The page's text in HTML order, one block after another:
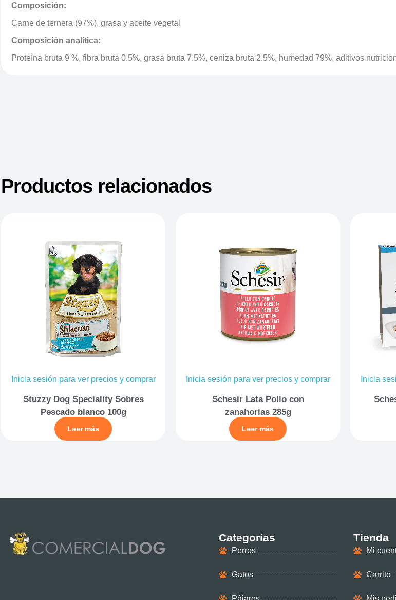
Composición:
Carne de ternera (97%), grasa y aceite vegetal
Composición analítica:
Proteína bruta 9 %, fibra bruta 0.5%, grasa bruta 7.5%, ceniza bruta 2.5%, humedad 79%, aditivos
Productos relacionados
Inicia sesión para ver precios y comprar
Stuzzy Dog Speciality Sobres
Pescado blanco 100g
Leer más
Inicia sesión para ver precios y comprar
Schesir Lata Pollo con
zanahorias 285g
Leer más
Inicia
Categorías
Perros
Gatos
Tienda
Mi
Carrito